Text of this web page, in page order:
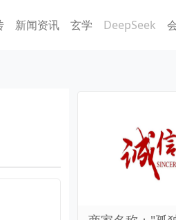
新闻资讯 玄学 DeepSeek